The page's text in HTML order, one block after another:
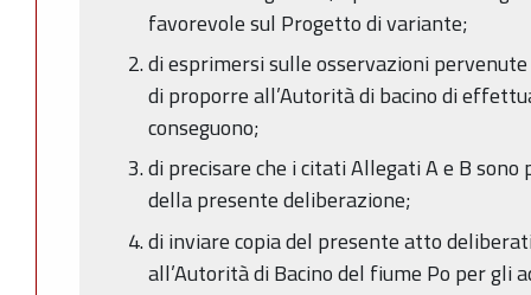
favorevole sul Progetto di variante;
di esprimersi sulle osservazioni
di proporre all’Autorità di bacino di
conseguono;
di precisare che i citati Allegati A e B
della presente deliberazione;
di inviare copia del presente atto
all’Autorità di Bacino del fiume Po per gli